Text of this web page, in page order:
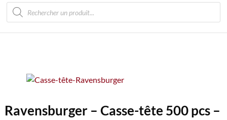
Recherche
de
produits
Ravensburger – Casse-tête 500 pcs –